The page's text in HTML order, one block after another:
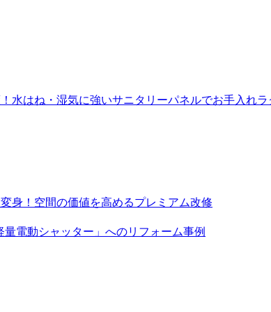
水はね・湿気に強いサニタリーパネルでお手入れ
身！空間の価値を高めるプレミアム改修
電動シャッター」へのリフォーム事例